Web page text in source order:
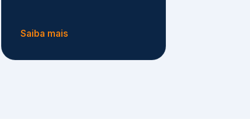
Saiba mais